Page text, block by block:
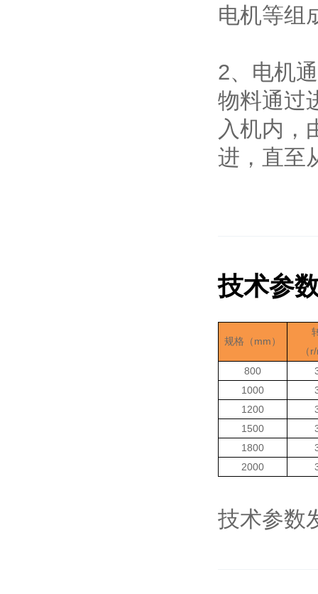
电机等组
2、电机
物料通过
入机内，
进，直至
技术参
规格（ mm ）
（
800
1000
1200
1500
1800
2000
技术参数